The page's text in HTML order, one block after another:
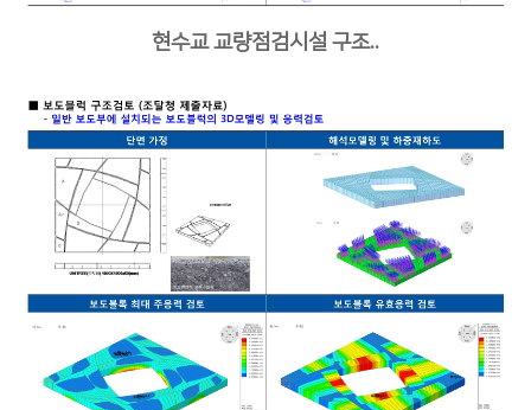
현수교 교량점검시설 구조..